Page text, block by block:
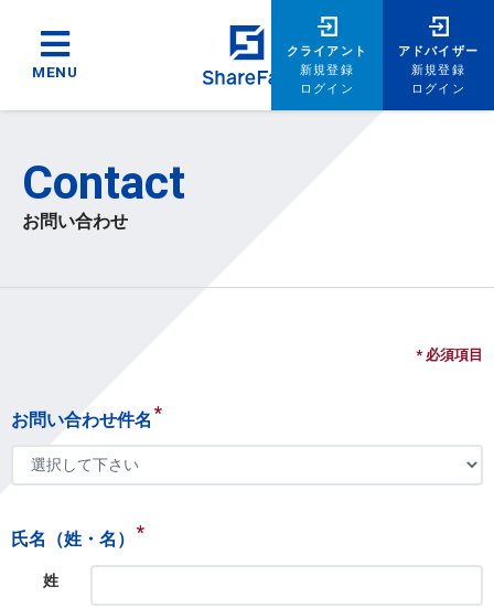
MENU
クライアント
新規登録
ログイン
アドバイザー
新規登録
ログイン
Contact
お問い合わせ
* 必須項目
お問い合わせ件名 *
氏名（姓・名） *
姓